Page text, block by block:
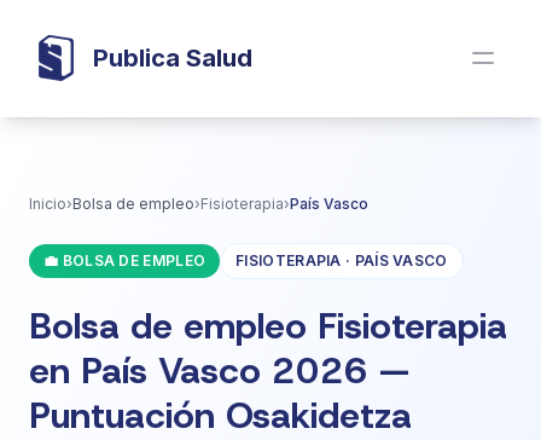
Publica Salud
Inicio›Bolsa de empleo›Fisioterapia›País Vasco
💼 BOLSA DE EMPLEO FISIOTERAPIA · PAÍS VASCO
Bolsa de empleo Fisioterapia
en País Vasco 2026 —
Puntuación Osakidetza